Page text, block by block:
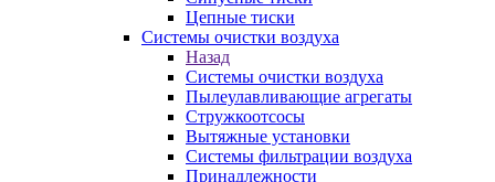
Цепные тиски
Системы очистки воздуха
Назад
Системы очистки воздуха
Пылеулавливающие агрегаты
Стружкоотсосы
Вытяжные установки
Системы фильтрации воздуха
Принадлежности